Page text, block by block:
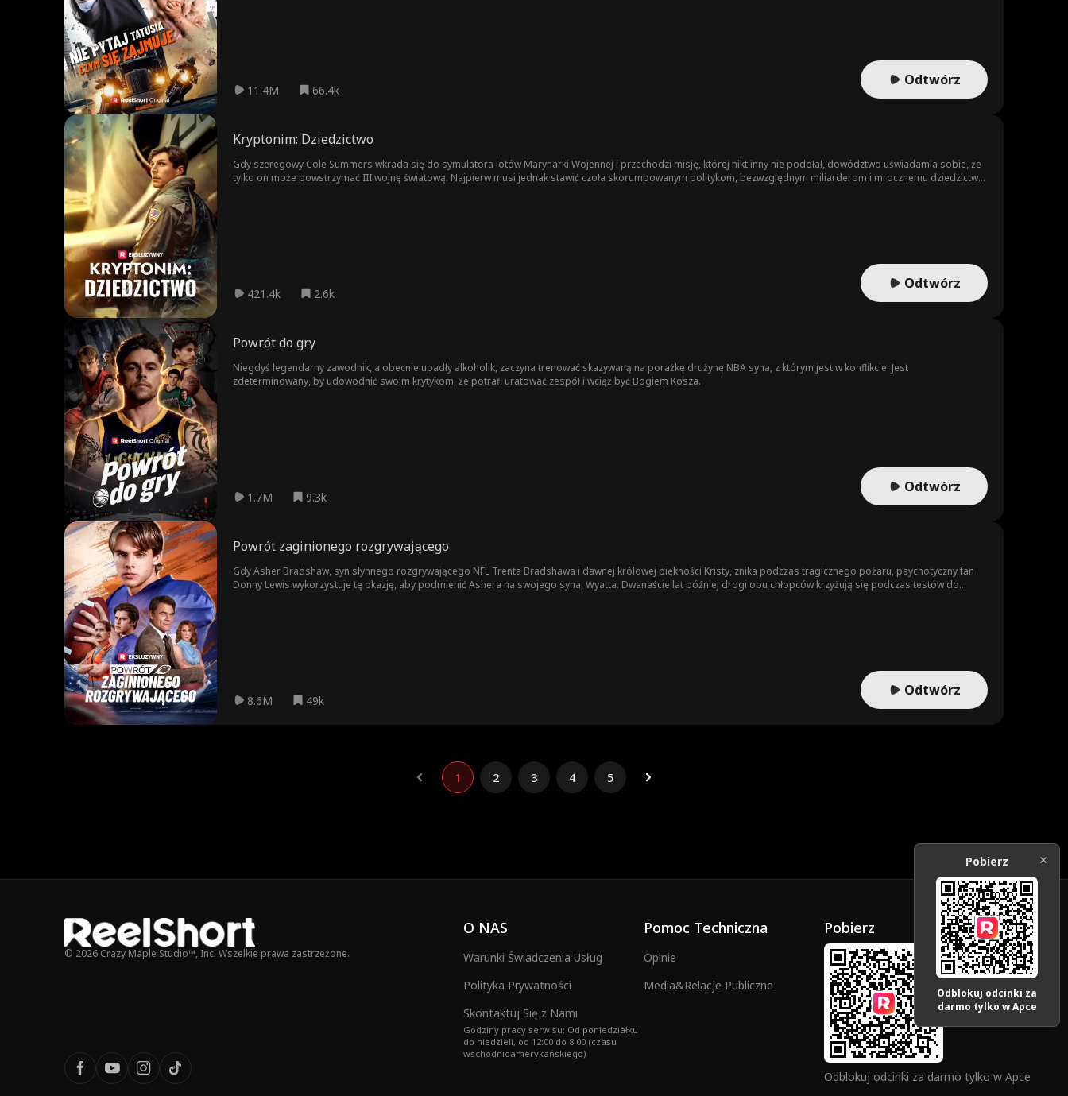
11.4M 66.4k
Odtwórz
Kryptonim: Dziedzictwo
Gdy szeregowy Cole Summers wkrada się do symulatora lotów Marynarki Wojennej i przechodzi misję, której nikt inny nie podołał, dowództwo uświadamia sobie, że
tylko on może powstrzymać III wojnę światową. Najpierw musi jednak stawić czoła skorumpowanym politykom, bezwzględnym miliarderom i mrocznemu dziedzictwu
421.4k 2.6k
Odtwórz
Powrót do gry
Niegdyś legendarny zawodnik, a obecnie upadły alkoholik, zaczyna trenować skazywaną na porażkę drużynę NBA syna, z którym jest w konflikcie. Jest
zdeterminowany, by udowodnić swoim krytykom, że potrafi uratować zespół i wciąż być Bogiem Kosza.
1.7M 9.3k
Odtwórz
Powrót zaginionego rozgrywającego
Gdy Asher Bradshaw, syn słynnego rozgrywającego NFL Trenta Bradshawa i dawnej królowej piękności Kristy, znika podczas tragicznego pożaru, psychotyczny fan
Donny Lewis wykorzystuje tę okazję, aby podmienić Ashera na swojego syna, Wyatta. Dwanaście lat później drogi obu chłopców krzyżują się podczas testów do
8.6M 49k
Odtwórz
1 2 3 4 5
© 2026 Crazy Maple Studio™, Inc. Wszelkie prawa zastrzeżone.
O NAS
Warunki Świadczenia Usług
Polityka Prywatności
Skontaktuj Się z Nami
Godziny pracy serwisu: Od poniedziałku
do niedzieli, od 12:00 do 8:00 (czasu
wschodnioamerykańskiego)
Pomoc Techniczna
Opinie
Media&Relacje Publiczne
Pobierz
Odblokuj odcinki za darmo tylko w Apce
Pobierz
Odblokuj odcinki za
darmo tylko w Apce